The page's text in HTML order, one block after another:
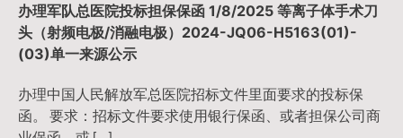
办理军队总医院投标担保保函 1/8/2025 等离子体手术刀
头（射频电极/消融电极）2024-JQ06-H5163(01)-
(03)单一来源公示
办理中国人民解放军总医院招标文件里面要求的投标保
函。 要求：招标文件要求使用银行保函、或者担保公司商